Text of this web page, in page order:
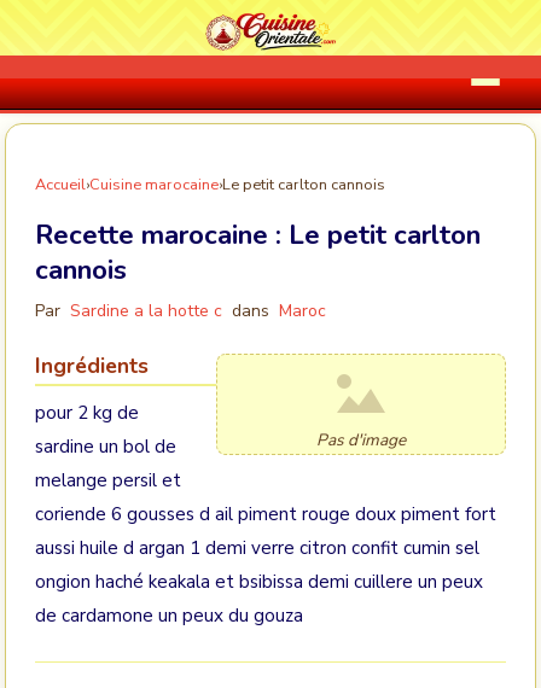
Accueil›Cuisine marocaine›Le petit carlton cannois
Recette marocaine : Le petit carlton
cannois
Par Sardine a la hotte c dans Maroc
Pas d'image
Ingrédients
pour 2 kg de
sardine un bol de
melange persil et
coriende 6 gousses d ail piment rouge doux piment fort
aussi huile d argan 1 demi verre citron confit cumin sel
ongion haché keakala et bsibissa demi cuillere un peux
de cardamone un peux du gouza